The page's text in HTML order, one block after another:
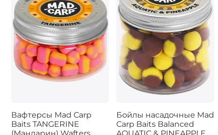
Вафтерсы Mad Carp
Baits TANGERINE
Бойлы насадочные Mad
Carp Baits Balanced